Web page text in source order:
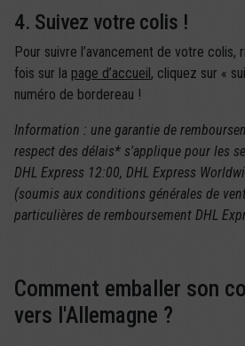
4. Suivez votre colis !
Pour suivre l’avancement de votre colis,
fois sur la page d’accueil, cliquez sur «
numéro de bordereau !
Information : une garantie de
respect des délais* s'applique pour les
DHL Express 12:00, DHL Express
(soumis aux conditions générales de
particulières de remboursement DHL
Comment emballer son
vers l'Allemagne ?